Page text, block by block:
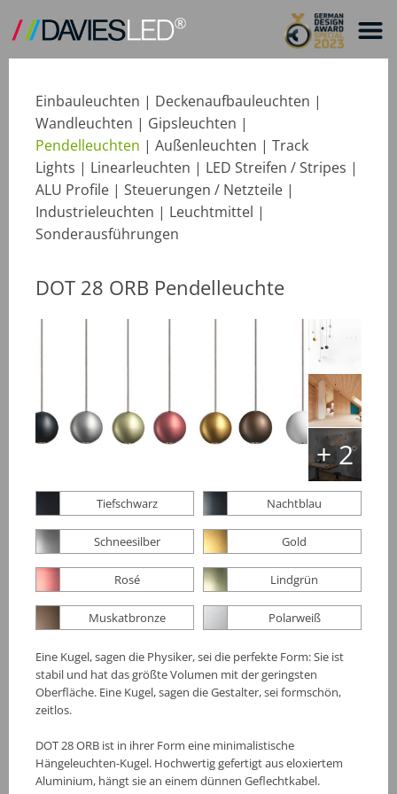
Einbauleuchten | Deckenaufbauleuchten |
Wandleuchten | Gipsleuchten |
Pendelleuchten | Außenleuchten | Track
Lights | Linearleuchten | LED Streifen / Stripes |
ALU Profile | Steuerungen / Netzteile |
Industrieleuchten | Leuchtmittel |
Sonderausführungen
DOT 28 ORB Pendelleuchte
+ 2
Tiefschwarz Nachtblau
Schneesilber Gold
Rosé Lindgrün
Muskatbronze Polarweiß
Eine Kugel, sagen die Physiker, sei die perfekte Form: Sie ist
stabil und hat das größte Volumen mit der geringsten
Oberfläche. Eine Kugel, sagen die Gestalter, sei formschön,
zeitlos.
DOT 28 ORB ist in ihrer Form eine minimalistische
Hängeleuchten-Kugel. Hochwertig gefertigt aus eloxiertem
Aluminium, hängt sie an einem dünnen Geflechtkabel.